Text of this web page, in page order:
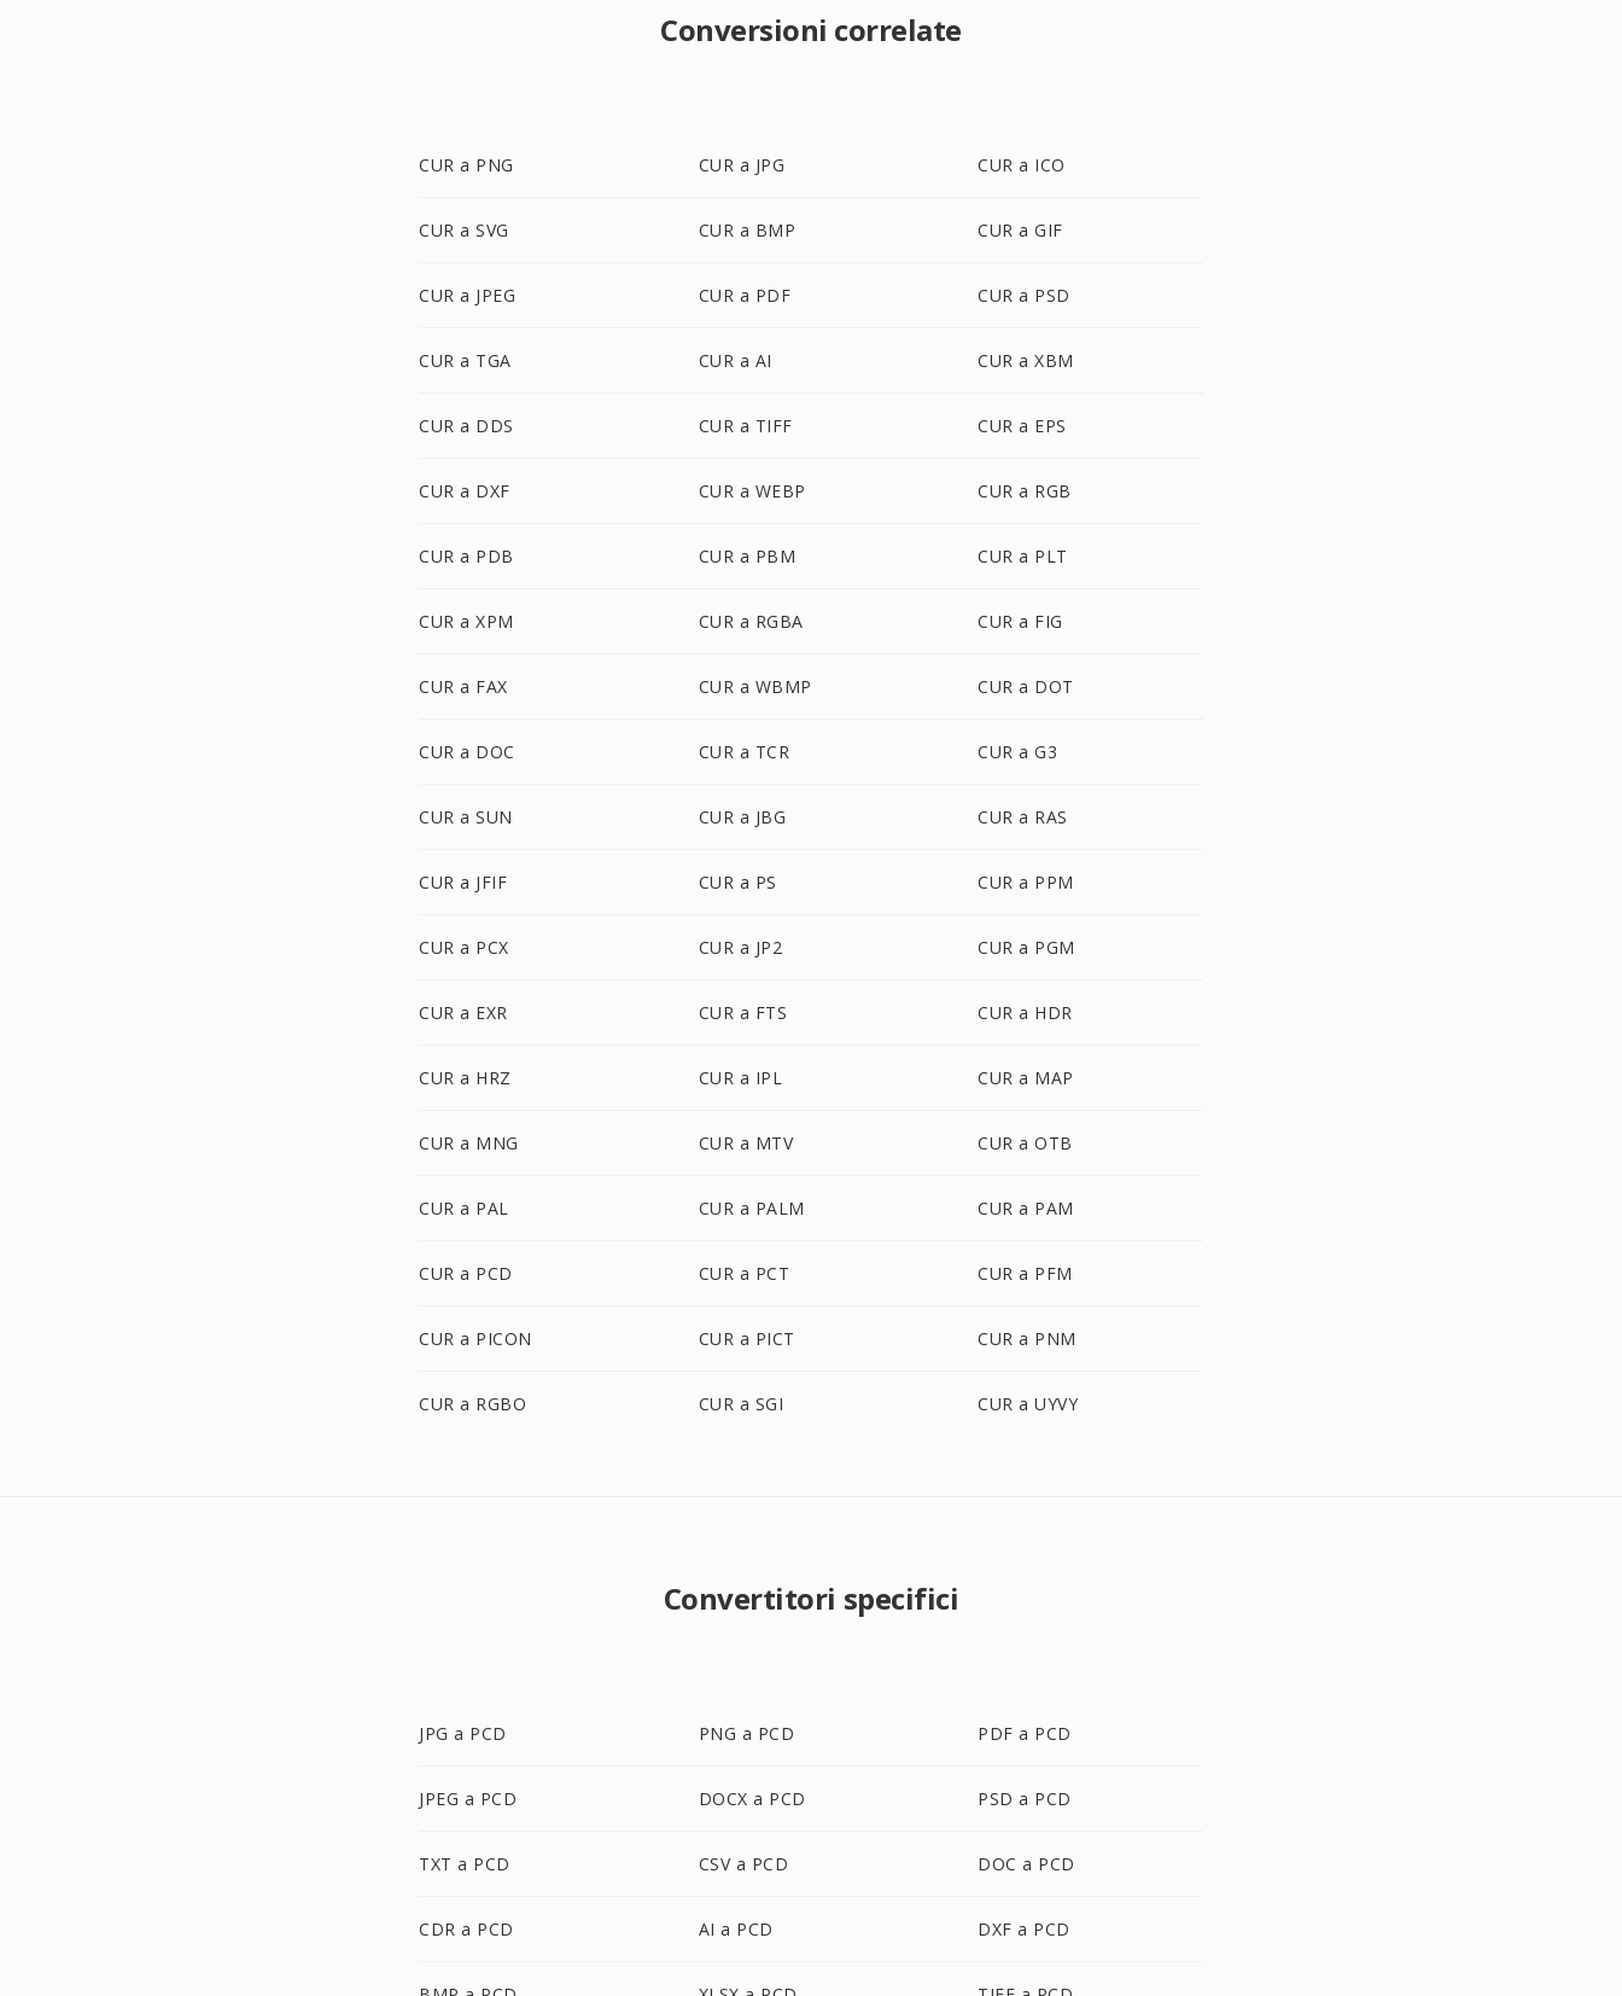
Conversioni correlate
CUR a PNG CUR a JPG CUR a ICO
CUR a SVG CUR a BMP CUR a GIF
CUR a JPEG CUR a PDF CUR a PSD
CUR a TGA CUR a AI CUR a XBM
CUR a DDS CUR a TIFF CUR a EPS
CUR a DXF CUR a WEBP CUR a RGB
CUR a PDB CUR a PBM CUR a PLT
CUR a XPM CUR a RGBA CUR a FIG
CUR a FAX CUR a WBMP CUR a DOT
CUR a DOC CUR a TCR CUR a G3
CUR a SUN CUR a JBG CUR a RAS
CUR a JFIF CUR a PS CUR a PPM
CUR a PCX CUR a JP2 CUR a PGM
CUR a EXR CUR a FTS CUR a HDR
CUR a HRZ CUR a IPL CUR a MAP
CUR a MNG CUR a MTV CUR a OTB
CUR a PAL CUR a PALM CUR a PAM
CUR a PCD CUR a PCT CUR a PFM
CUR a PICON CUR a PICT CUR a PNM
CUR a RGBO CUR a SGI CUR a UYVY
Convertitori specifici
JPG a PCD PNG a PCD PDF a PCD
JPEG a PCD DOCX a PCD PSD a PCD
TXT a PCD CSV a PCD DOC a PCD
CDR a PCD AI a PCD DXF a PCD